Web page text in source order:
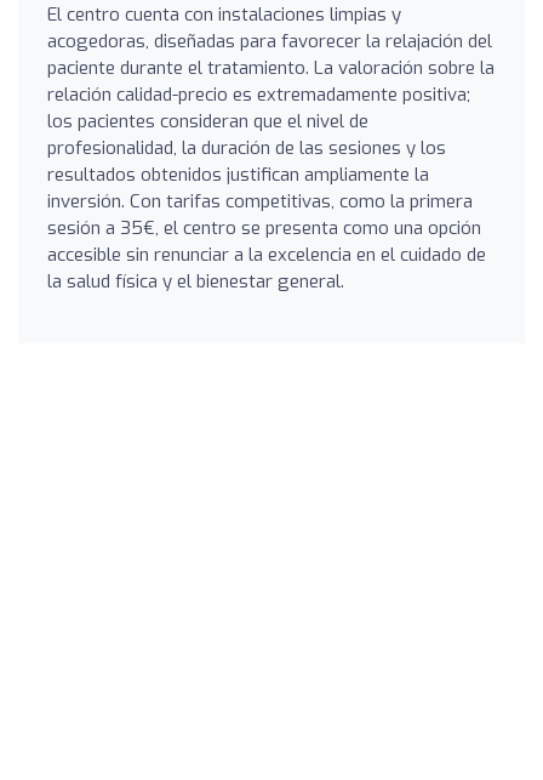
El centro cuenta con instalaciones limpias y
acogedoras, diseñadas para favorecer la relajación del
paciente durante el tratamiento. La valoración sobre la
relación calidad-precio es extremadamente positiva;
los pacientes consideran que el nivel de
profesionalidad, la duración de las sesiones y los
resultados obtenidos justifican ampliamente la
inversión. Con tarifas competitivas, como la primera
sesión a 35€, el centro se presenta como una opción
accesible sin renunciar a la excelencia en el cuidado de
la salud física y el bienestar general.